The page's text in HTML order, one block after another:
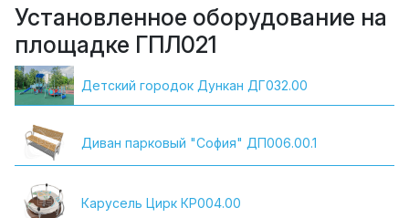
Установленное оборудование на
площадке ГПЛ021
Детский городок Дункан ДГ032.00
Диван парковый "Cофия" ДП006.00.1
Карусель Цирк КР004.00